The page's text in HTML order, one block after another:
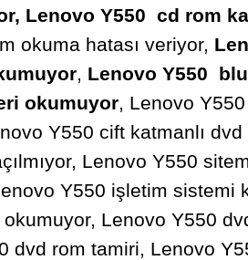
Lenovo Y550 cd rom
okuma hatası veriyor,
, Lenovo Y550
okumuyor, Lenovo
Y550 cift katmanlı
Lenovo Y550
Y550 işletim sistemi
Lenovo Y550
dvd rom tamiri, Lenovo